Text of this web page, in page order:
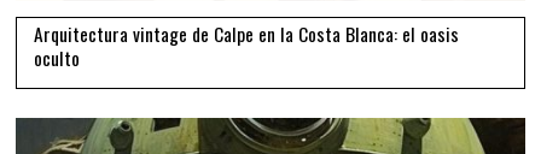
Arquitectura vintage de Calpe en la Costa Blanca: el oasis
oculto